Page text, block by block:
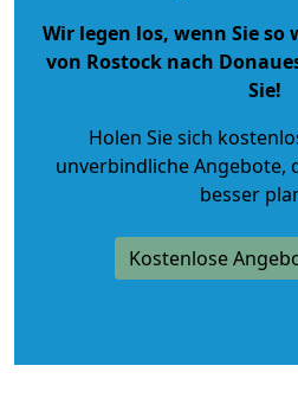
Wir legen los, wenn Sie
von Rostock nach
Sie!
Holen Sie sich
unverbindliche Angebote,
besser
Kostenlose